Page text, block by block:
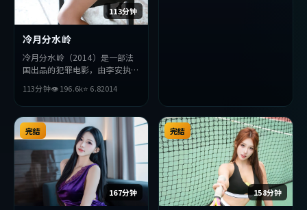
113分钟
冷月分水岭
冷月分水岭（2014）是一部法
国出品的犯罪电影，由李安执
演。影片在叙事与视听上力求突
破，探讨人性与抉择，节奏张弛
有度，适合喜欢该类型的观众完
整观看。
113分钟👁196.6k⭐ 6.82014
167分钟
完结
158分钟
完结